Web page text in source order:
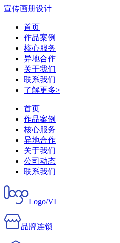
宣传画册设计
首页
作品案例
核心服务
异地合作
关于我们
联系我们
了解更多>
首页
作品案例
核心服务
异地合作
关于我们
公司动态
联系我们
Logo/VI
品牌连锁